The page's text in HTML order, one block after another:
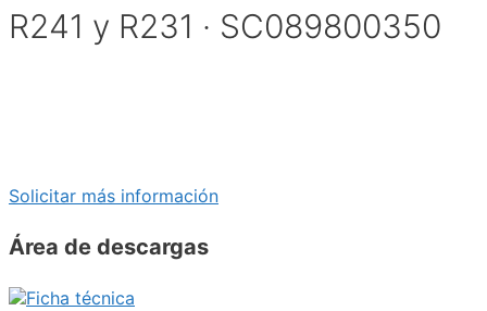
R241 y R231 · SC089800350
Solicitar más información
Área de descargas
Ficha técnica